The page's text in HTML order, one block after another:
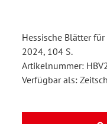
Hessische Blätter
2024, 104 S.
Artikelnummer:
Verfügbar als: